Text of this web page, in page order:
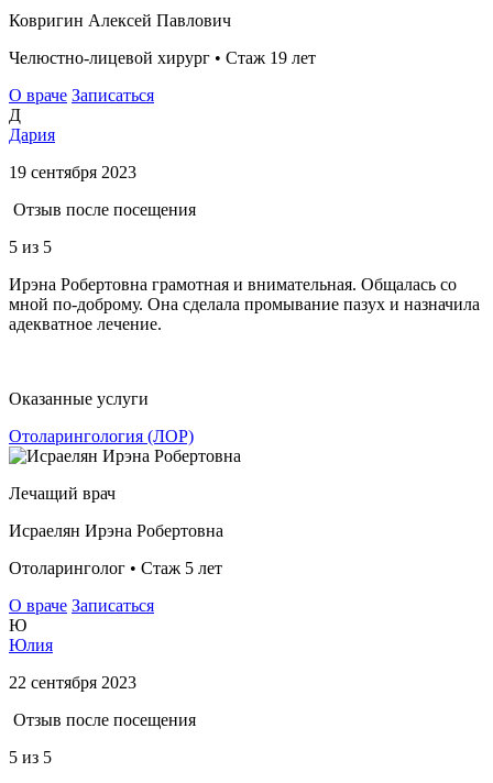
Ковригин Алексей Павлович
Челюстно-лицевой хирург • Стаж 19 лет
О враче Записаться
Д
Дария
19 сентября 2023
Отзыв после посещения
5 из 5
Ирэна Робертовна грамотная и внимательная. Общалась со
мной по-доброму. Она сделала промывание пазух и назначила
адекватное лечение.
Оказанные услуги
Отоларингология (ЛОР)
Лечащий врач
Исраелян Ирэна Робертовна
Отоларинголог • Стаж 5 лет
О враче Записаться
Ю
Юлия
22 сентября 2023
Отзыв после посещения
5 из 5